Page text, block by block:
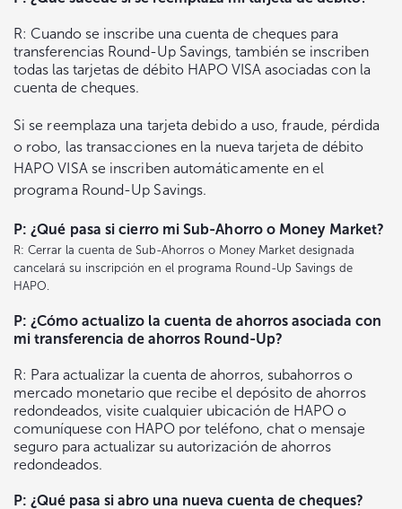
R: Cuando se inscribe una cuenta de cheques para
transferencias Round-Up Savings, también se inscriben
todas las tarjetas de débito HAPO VISA asociadas con la
cuenta de cheques.
Si se reemplaza una tarjeta debido a uso, fraude, pérdida
o robo, las transacciones en la nueva tarjeta de débito
HAPO VISA se inscriben automáticamente en el
programa Round-Up Savings.
P: ¿Qué pasa si cierro mi Sub-Ahorro o Money Market?
R: Cerrar la cuenta de Sub-Ahorros o Money Market designada
cancelará su inscripción en el programa Round-Up Savings de
HAPO.
P: ¿Cómo actualizo la cuenta de ahorros asociada con
mi transferencia de ahorros Round-Up?
R: Para actualizar la cuenta de ahorros, subahorros o
mercado monetario que recibe el depósito de ahorros
redondeados, visite cualquier ubicación de HAPO o
comuníquese con HAPO por teléfono, chat o mensaje
seguro para actualizar su autorización de ahorros
redondeados.
P: ¿Qué pasa si abro una nueva cuenta de cheques?